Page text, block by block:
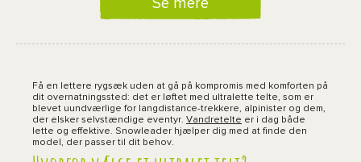
Se mere
Få en lettere rygsæk uden at gå på kompromis med komforten på
dit overnatningssted: det er løftet med ultralette telte, som er
blevet uundværlige for langdistance-trekkere, alpinister og dem,
der elsker selvstændige eventyr. Vandretelte er i dag både
lette og effektive. Snowleader hjælper dig med at finde den
model, der passer til dit behov.